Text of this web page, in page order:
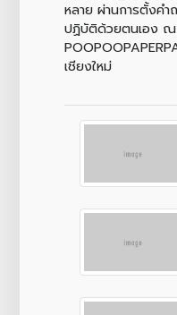
หลาย ผ่านการตั้งค
ปฏิบัติด้วยตนเอง ณ
เชียงใหม่